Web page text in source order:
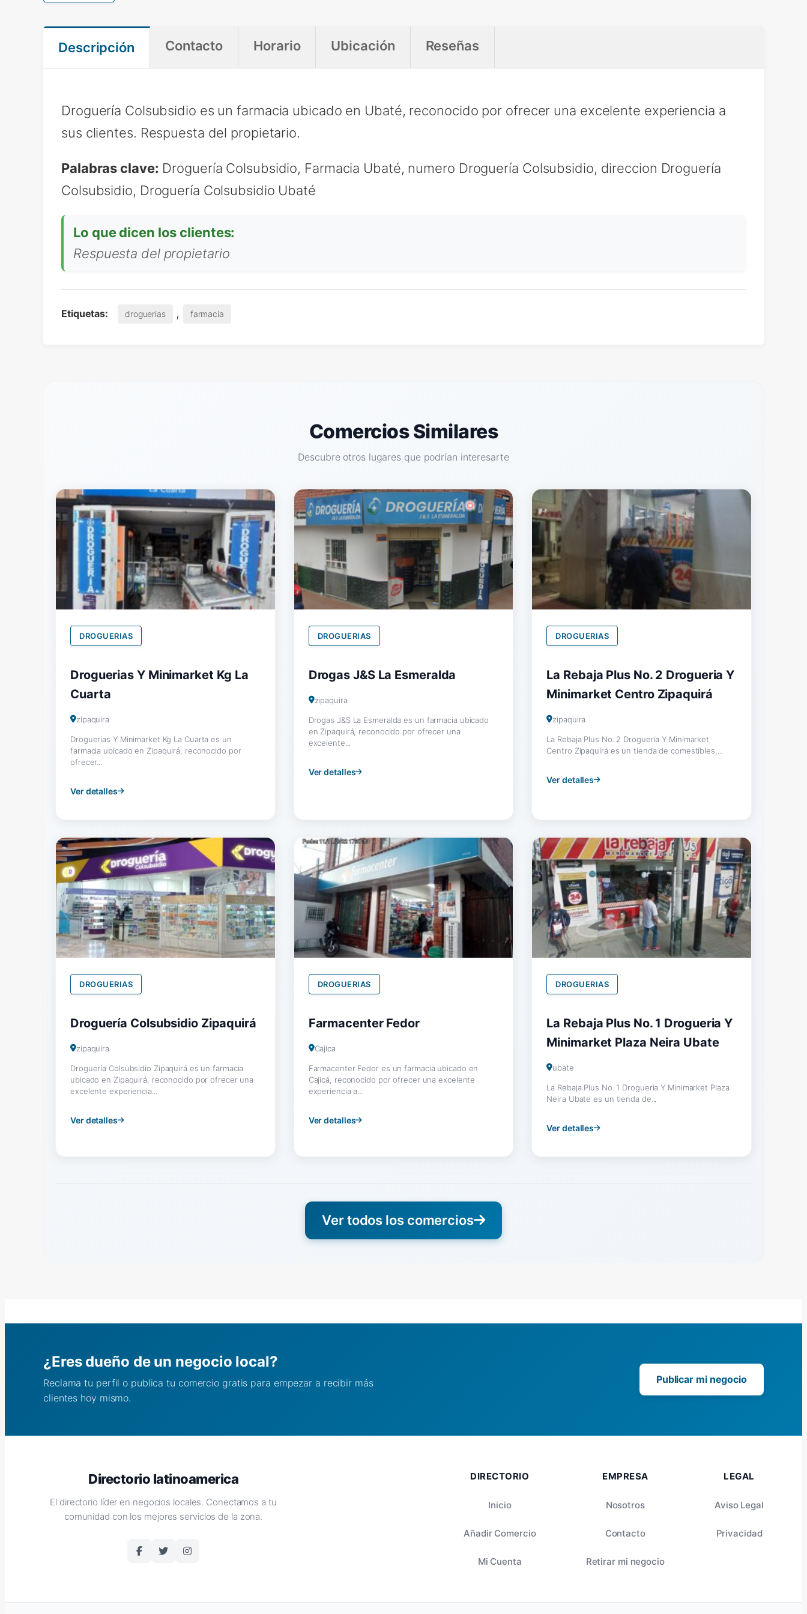
Descripción Contacto Horario Ubicación Reseñas
Droguería Colsubsidio es un farmacia ubicado en Ubaté, reconocido por ofrecer una excelente experiencia a
sus clientes. Respuesta del propietario.
Palabras clave: Droguería Colsubsidio, Farmacia Ubaté, numero Droguería Colsubsidio, direccion Droguería
Colsubsidio, Droguería Colsubsidio Ubaté
Lo que dicen los clientes:
Respuesta del propietario
Etiquetas: droguerias , farmacia
Comercios Similares
Descubre otros lugares que podrían interesarte
DROGUERIAS
Droguerias Y Minimarket Kg La
Cuarta
zipaquira
Droguerias Y Minimarket Kg La Cuarta es un
farmacia ubicado en Zipaquirá, reconocido por
ofrecer...
Ver detalles
DROGUERIAS
Drogas J&S La Esmeralda
zipaquira
Drogas J&S La Esmeralda es un farmacia ubicado
en Zipaquirá, reconocido por ofrecer una
excelente...
Ver detalles
DROGUERIAS
La Rebaja Plus No. 2 Drogueria Y
Minimarket Centro Zipaquirá
zipaquira
La Rebaja Plus No. 2 Drogueria Y Minimarket
Centro Zipaquirá es un tienda de comestibles,...
Ver detalles
DROGUERIAS
Droguería Colsubsidio Zipaquirá
zipaquira
Droguería Colsubsidio Zipaquirá es un farmacia
ubicado en Zipaquirá, reconocido por ofrecer una
excelente experiencia...
Ver detalles
DROGUERIAS
Farmacenter Fedor
Cajica
Farmacenter Fedor es un farmacia ubicado en
Cajicá, reconocido por ofrecer una excelente
experiencia a...
Ver detalles
DROGUERIAS
La Rebaja Plus No. 1 Drogueria Y
Minimarket Plaza Neira Ubate
ubate
La Rebaja Plus No. 1 Drogueria Y Minimarket Plaza
Neira Ubate es un tienda de...
Ver detalles
Ver todos los comercios
¿Eres dueño de un negocio local?
Reclama tu perfil o publica tu comercio gratis para empezar a recibir más
clientes hoy mismo.
Publicar mi negocio
Directorio latinoamerica
El directorio líder en negocios locales. Conectamos a tu
comunidad con los mejores servicios de la zona.
DIRECTORIO
Inicio
Añadir Comercio
Mi Cuenta
EMPRESA
Nosotros
Contacto
Retirar mi negocio
LEGAL
Aviso Legal
Privacidad